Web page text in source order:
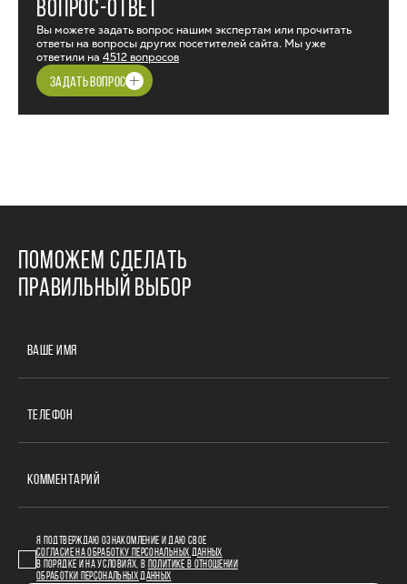
ВОПРОС-ОТВЕТ
Вы можете задать вопрос нашим экспертам или прочитать
ответы на вопросы других посетителей сайта. Мы уже
ответили на 4512 вопросов
ЗАДАТЬ ВОПРОС
ПОМОЖЕМ СДЕЛАТЬ
ПРАВИЛЬНЫЙ ВЫБОР
ВАШЕ ИМЯ
ТЕЛЕФОН
КОММЕНТАРИЙ
Я ПОДТВЕРЖДАЮ ОЗНАКОМЛЕНИЕ И ДАЮ СВОЕ
СОГЛАСИЕ НА ОБРАБОТКУ ПЕРСОНАЛЬНЫХ ДАННЫХ
В ПОРЯДКЕ И НА УСЛОВИЯХ, В
ПОЛИТИКЕ В ОТНОШЕНИИ
ОБРАБОТКИ ПЕРСОНАЛЬНЫХ ДАННЫХ